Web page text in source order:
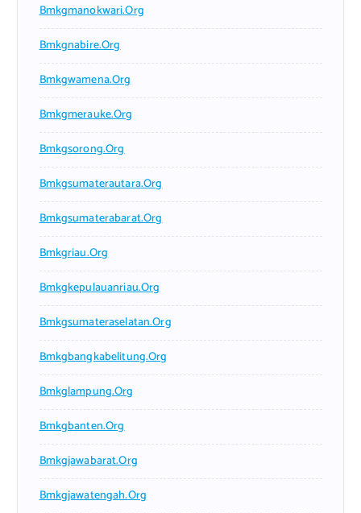
Bmkgmanokwari.org
Bmkgnabire.org
Bmkgwamena.org
Bmkgmerauke.org
Bmkgsorong.org
Bmkgsumaterautara.org
Bmkgsumaterabarat.org
Bmkgriau.org
Bmkgkepulauanriau.org
Bmkgsumateraselatan.org
Bmkgbangkabelitung.org
Bmkglampung.org
Bmkgbanten.org
Bmkgjawabarat.org
Bmkgjawatengah.org